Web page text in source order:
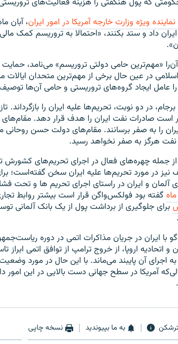
ویژه وزارت خارجه آمریکا در امور ایران، آبان
داد و ستد بکنند، «احتمالا به تروریسم کمک
«مهم‌ترین حامی دولتی تروریسم» می‌نامد، حمایت
در عین حال برخی از مهم‌ترین متحدان ایالات
عامل ایجاد گروه‌های تروریستی و حامی آن‌ها
در دو نوبت، تحریم‌ها علیه ایران را بازگرداند.
است صادرات نفت ایران را هدف قرار دهد.
را به صفر برسانند. مقام‌های دولت حسن روحانی
هرگز به صفر نخواهد رسید.
از جمله چهره‌های فعال در اجرای تحریم‌های
در مورد تحریم‌ها علیه ایران سخن گفته‌است؛
آلمان و ایران در راستای اجرای تحریم ها و تحت
گفته بود فولکس‌واگن قرار است بیشتر روابط
برای جلوگیری از برداشت پول از یک بانک آلمانی
ایران در جریان مذاکرات اتمی در دوره
و اتحادیه اروپا، از خروج ترامپ از توافق اتمی ابراز
به اجرای آن پایبند می‌ماند. با این حال در مورد
آمریکا در سطح جهانی دست بالایی در این امور
به ما بپیوندید نسخه چاپی